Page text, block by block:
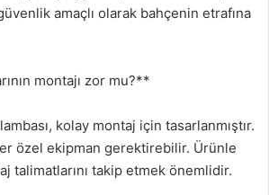
amaçlı olarak bahçenin etrafına
montajı zor mu?**
kolay montaj için tasarlanmıştır.
özel ekipman gerektirebilir. Ürünle
talimatlarını takip etmek önemlidir.